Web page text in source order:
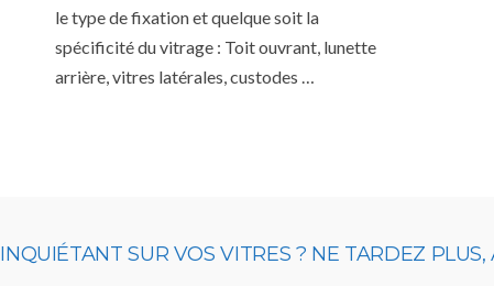
le type de fixation et quelque soit la
spécificité du vitrage : Toit ouvrant, lunette
arrière, vitres latérales, custodes …
SUR VOS VITRES ? NE TARDEZ